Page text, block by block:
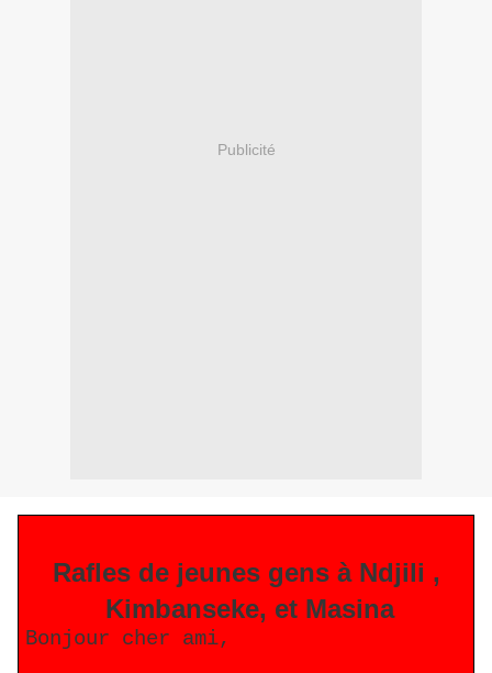
Publicité
Rafles de jeunes gens à Ndjili ,
Kimbanseke, et Masina
Bonjour cher ami,